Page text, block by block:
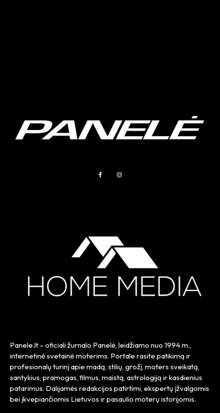
Panele.lt – oficiali žurnalo Panelė, leidžiamo nuo 1994 m.,
internetinė svetainė moterims. Portale rasite patikimą ir
profesionalų turinį apie madą, stilių, grožį, moters sveikatą,
santykius, pramogas, filmus, maistą, astrologiją ir kasdienius
patarimus. Dalijamės redakcijos patirtimi, ekspertų įžvalgomis
bei įkvepiančiomis Lietuvos ir pasaulio moterų istorijomis.